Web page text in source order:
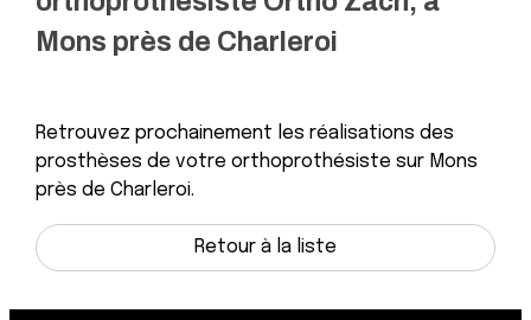
Mons près de Charleroi
Retrouvez prochainement les réalisations des
prosthèses de votre orthoprothésiste sur Mons
près de Charleroi.
Retour à la liste